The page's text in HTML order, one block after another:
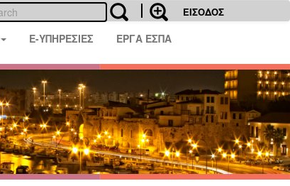
ΕΙΣΟΔΟΣ
E-ΥΠΗΡΕΣΙΕΣ ΕΡΓΑ ΕΣΠΑ